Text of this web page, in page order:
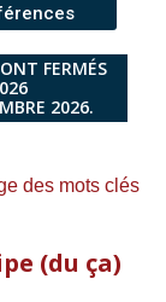
FERMÉS
2026.
des mots clés
(du ça)